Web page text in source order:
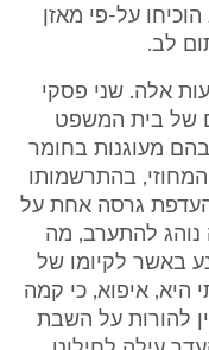
על-פי מאזן
לב.
אלה. שני פסקי
של בית המשפט
מעוגנות בחומר
בהתרשמותו
גרסה אחת על
נוהג להתערב, מה
באשר לקיומו של
היא, איפוא, כי קמה
להורות על השבת